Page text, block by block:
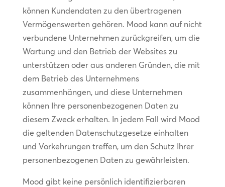
können Kundendaten zu den übertragenen
Vermögenswerten gehören. Mood kann auf nicht
verbundene Unternehmen zurückgreifen, um die
Wartung und den Betrieb der Websites zu
unterstützen oder aus anderen Gründen, die mit
dem Betrieb des Unternehmens
zusammenhängen, und diese Unternehmen
können Ihre personenbezogenen Daten zu
diesem Zweck erhalten. In jedem Fall wird Mood
die geltenden Datenschutzgesetze einhalten
und Vorkehrungen treffen, um den Schutz Ihrer
personenbezogenen Daten zu gewährleisten.
Mood gibt keine persönlich identifizierbaren